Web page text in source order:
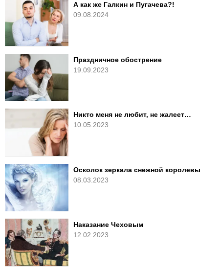
А как же Галкин и Пугачева?!
09.08.2024
Праздничное обострение
19.09.2023
Никто меня не любит, не жалеет…
10.05.2023
Осколок зеркала снежной королевы
08.03.2023
Наказание Чеховым
12.02.2023